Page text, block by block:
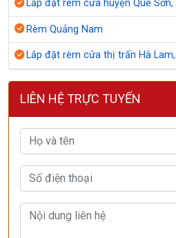
Lắp đặt rèm cửa huyện Quế Sơn,
Rèm Quảng Nam
Lắp đặt rèm cửa thị trấn Hà
LIÊN HỆ TRỰC TUYẾN